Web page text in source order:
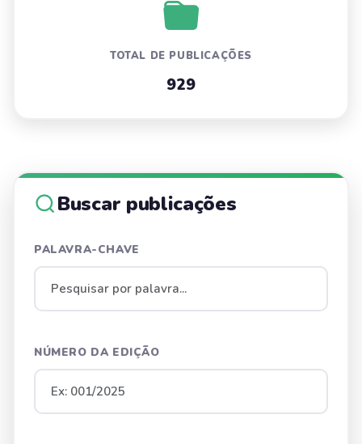
TOTAL DE PUBLICAÇÕES
929
Buscar publicações
PALAVRA-CHAVE
NÚMERO DA EDIÇÃO